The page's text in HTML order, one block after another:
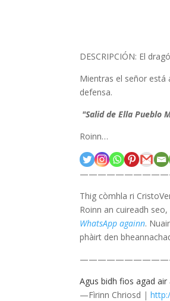
DESCRIPCIÓN: El
Mientras el señor está
defensa.
"Salid de Ella Pueblo
Roinn…
Thig còmhla ri
Roinn an cuireadh
WhatsApp againn.
phàirt den
Agus bidh fios agad air
—Fìrinn Chriosd |